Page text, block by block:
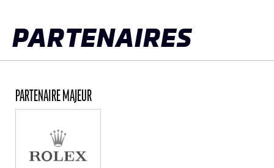
PARTENAIRES
PARTENAIRE MAJEUR